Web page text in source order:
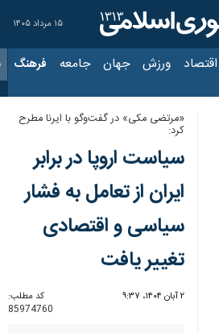
۱۵ مرداد ۱۴۰۵
اقتصاد ورزش جهان جامعه فرهنگ
«مرتضی مکی» در گفت‌وگو با ایرنا مطرح
کرد:
سیاست‌ اروپا در برابر
ایران از تعامل به فشار
سیاسی و اقتصادی
تغییر یافت
۲ آبان ۱۴۰۴، ۹:۳۷
کد مطلب:
85974760